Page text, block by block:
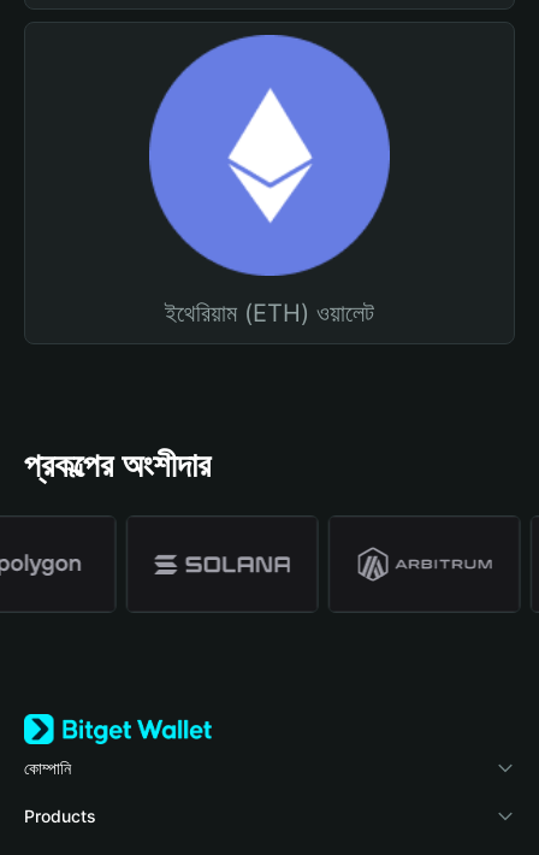
ইথেরিয়াম (ETH) ওয়ালেট
প্রকল্পের অংশীদার
কোম্পানি
Bitget Wallet সম্পর্কে
Products